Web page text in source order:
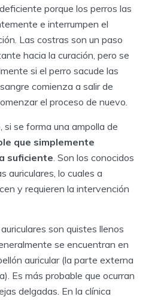
porque los perros las
e interrumpen el
Las costras son un paso
hacia la curación, pero se
si el perro sacude las
comienza a salir de
el proceso de nuevo.
si se forma una ampolla de
que simplemente
suficiente. Son los conocidos
auriculares, lo cuales a
y requieren la intervención
son quistes llenos
se encuentran en
auricular (la parte externa
Es más probable que ocurran
delgadas. En la clínica